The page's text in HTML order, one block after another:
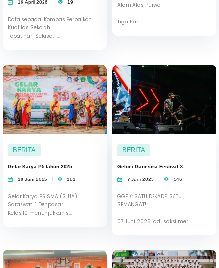
16 April 2026 19
Data sebagai Kompas Perbaikan
Kualitas Sekolah
Tepat hari Selasa, 1...
Alam Alas Purwo!
​Tiga har...
BERITA
Gelar Karya P5 tahun 2025
18 Juni 2025 181
Gelar Karya P5 SMA (SLUA)
Saraswati 1 Denpasar!
Kelas 10 menunjukkan s...
BERITA
Gelora Ganesma Festival X
7 Juni 2025 146
GGF X: SATU DEKADE, SATU
SEMANGAT!
07 Juni 2025 jadi saksi mer...